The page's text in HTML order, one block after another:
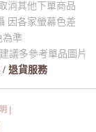
消其他下單商品
因各家螢幕色差
為準
議多參考單品圖片
/ 退貨服務
|